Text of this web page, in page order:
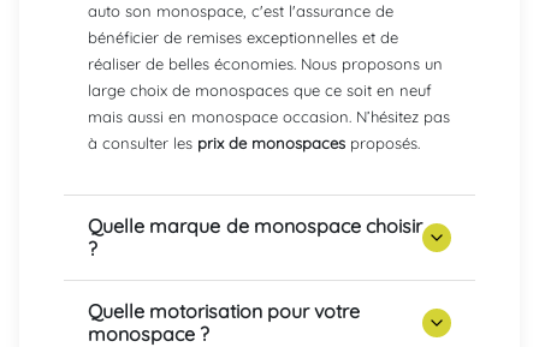
auto son monospace, c'est l'assurance de
bénéficier de remises exceptionnelles et de
réaliser de belles économies. Nous proposons un
large choix de monospaces que ce soit en neuf
mais aussi en monospace occasion. N’hésitez pas
à consulter les prix de monospaces proposés.
Quelle marque de monospace choisir
?
Quelle motorisation pour votre
monospace ?